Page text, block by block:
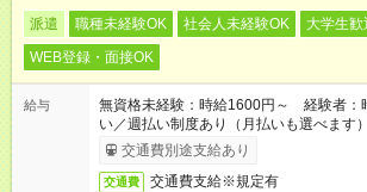
派遣 職種未経験OK 社会人未経験OK 大学生歓
WEB登録・面接OK
給与
無資格未経験：時給1600円～ 経験者
い／週払い制度あり（月払いも選べます
完了次第のお支払いとなります。
交通費別途支給あり
交通費 交通費支給※規定有